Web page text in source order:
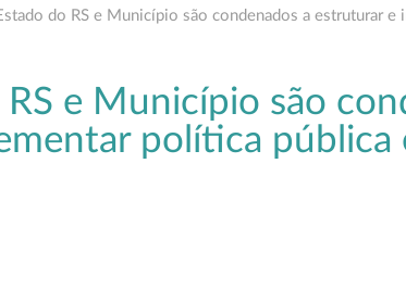
do RS e Município são condenados a estruturar
e Município são
política pública